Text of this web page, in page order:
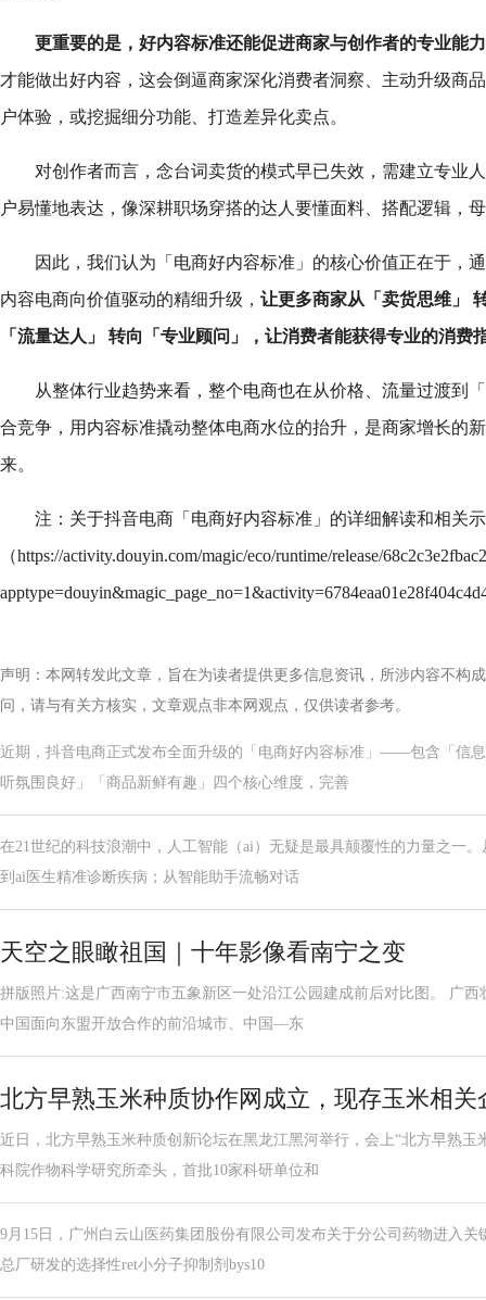
更重要的是，好内容标准还能促进商家与创作者的专业能
才能做出好内容，这会倒逼商家深化消费者洞察、主动升级商
户体验，或挖掘细分功能、打造差异化卖点。
对创作者而言，念台词卖货的模式早已失效，需建立专业
户易懂地表达，像深耕职场穿搭的达人要懂面料、搭配逻辑，
因此，我们认为「电商好内容标准」的核心价值正在于，
内容电商向价值驱动的精细升级， 让更多商家从「卖货思维」
「流量达人」 转向「专业顾问」，让消费者能获得专业的消费
从整体行业趋势来看，整个电商也在从价格、流量过渡到
合竞争，用内容标准撬动整体电商水位的抬升，是商家增长的
来。
注：关于抖音电商「电商好内容标准」的详细解读和相关
（https://activity.douyin.com/magic/eco/runtime/release/
声明：本网转发此文章，旨在为读者提供更多信息资讯，所涉内容不构
问，请与有关方核实，文章观点非本网观点，仅供读者参考。
近期，抖音电商正式发布全面升级的「电商好内容标准」——包含「信
听氛围良好」「商品新鲜有趣」四个核心维度，完善
在21世纪的科技浪潮中，人工智能（ai）无疑是最具颠覆性的力量之一
到ai医生精准诊断疾病；从智能助手流畅对话
天空之眼瞰祖国｜十年影像看南宁之变
拼版照片:这是广西南宁市五象新区一处沿江公园建成前后对比图。 广西
中国面向东盟开放合作的前沿城市、中国—东
北方早熟玉米种质协作网成立，现存玉米相关
近日，北方早熟玉米种质创新论坛在黑龙江黑河举行，会上“北方早熟玉
科院作物科学研究所牵头，首批10家科研单位和
9月15日，广州白云山医药集团股份有限公司发布关于分公司药物进入
总厂研发的选择性ret小分子抑制剂bys10